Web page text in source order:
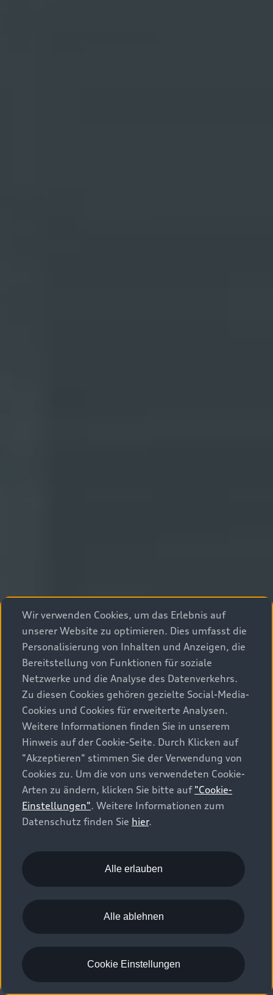
Wir verwenden Cookies, um das Erlebnis auf
unserer Website zu optimieren. Dies umfasst die
Personalisierung von Inhalten und Anzeigen, die
Bereitstellung von Funktionen für soziale
Netzwerke und die Analyse des Datenverkehrs.
Zu diesen Cookies gehören gezielte Social-Media-
Cookies und Cookies für erweiterte Analysen.
Weitere Informationen finden Sie in unserem
Hinweis auf der Cookie-Seite. Durch Klicken auf
"Akzeptieren" stimmen Sie der Verwendung von
Cookies zu. Um die von uns verwendeten Cookie-
Arten zu ändern, klicken Sie bitte auf "Cookie-
Einstellungen". Weitere Informationen zum
Datenschutz finden Sie hier.
Alle erlauben
Alle ablehnen
Cookie Einstellungen